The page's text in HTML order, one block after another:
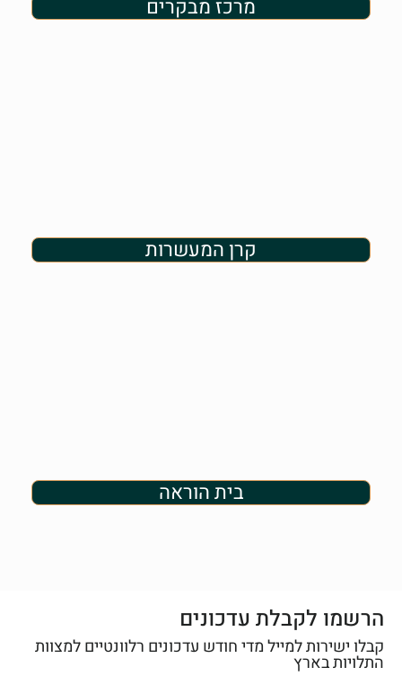
מרכז מבקרים
קרן המעשרות
בית הוראה
הרשמו לקבלת עדכונים
קבלו ישירות למייל מדי חודש עדכונים רלוונטיים למצוות
התלויות בארץ